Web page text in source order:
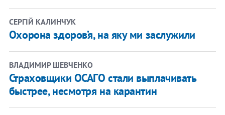
СЕРГІЙ КАЛИНЧУК
Охорона здоров’я, на яку ми заслужили
ВЛАДИМИР ШЕВЧЕНКО
Страховщики ОСАГО стали выплачивать
быстрее, несмотря на карантин